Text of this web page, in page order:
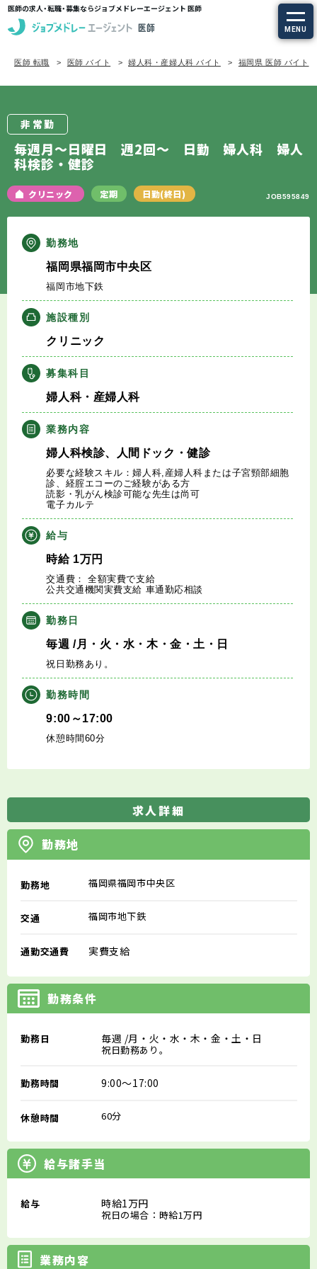
医師の求人・転職・募集ならジョブメドレーエージェント 医師
MENU
求人を探す
定期非常勤の求人
エージェントサービスTOP
サービスの流れ
医師の求人・転職Q&A
知りたい・聞きたい
転職成功事例
医師の転職マニュアル
データで見る医師の平均年収
医師に役立つ取材記事
大学医局紹介
医師 転職 医師 バイト 婦人科・産婦人科 バイト 福岡県 医師 バイト
非常勤
毎週月～日曜日 週2回～ 日勤 婦人科 婦人
科検診・健診
クリニック 定期 日勤(終日) JOB595849
勤務地
福岡県福岡市中央区
福岡市地下鉄
施設種別
クリニック
募集科目
婦人科・産婦人科
業務内容
婦人科検診、人間ドック・健診
必要な経験スキル：婦人科,産婦人科または子宮頸部細胞
診、経腟エコーのご経験がある方
読影・乳がん検診可能な先生は尚可
電子カルテ
給与
時給1万円
交通費： 全額実費で支給
公共交通機関実費支給 車通勤応相談
勤務日
毎週 /月・火・水・木・金・土・日
祝日勤務あり。
勤務時間
9:00～17:00
休憩時間60分
求人詳細
勤務地
勤務地 福岡県福岡市中央区
交通 福岡市地下鉄
通勤交通費 実費支給
勤務条件
勤務日 毎週 /月・火・水・木・金・土・日
祝日勤務あり。
勤務時間 9:00～17:00
休憩時間 60分
給与諸手当
給与 時給1万円
祝日の場合：時給1万円
業務内容